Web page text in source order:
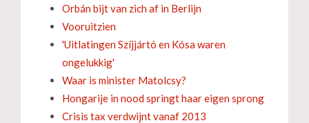
Orbán bijt van zich af in Berlijn
Vooruitzien
'Uitlatingen Szíjjártó en Kósa waren
ongelukkig'
Waar is minister Matolcsy?
Hongarije in nood springt haar eigen sprong
Crisis tax verdwijnt vanaf 2013